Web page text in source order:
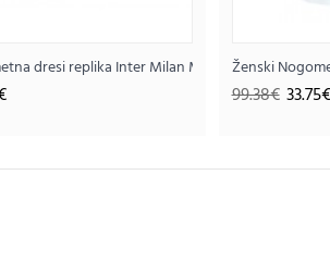
dresi replika Inter Milan Marcus Thuram #9
Ženski
99.38€ 33.75€